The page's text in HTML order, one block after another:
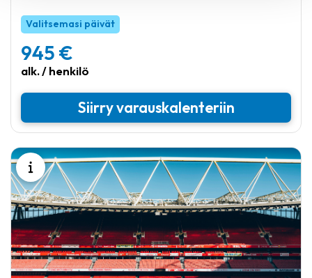
Valitsemasi päivät
945 €
alk. / henkilö
Siirry varauskalenteriin